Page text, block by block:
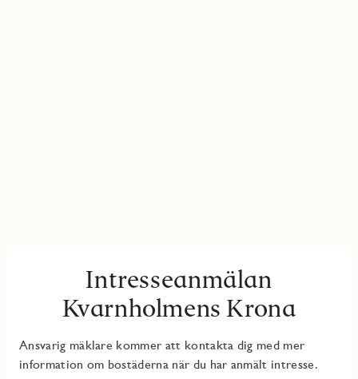
Intresseanmälan
Kvarnholmens Krona
Ansvarig mäklare kommer att kontakta dig med mer
information om bostäderna när du har anmält intresse.